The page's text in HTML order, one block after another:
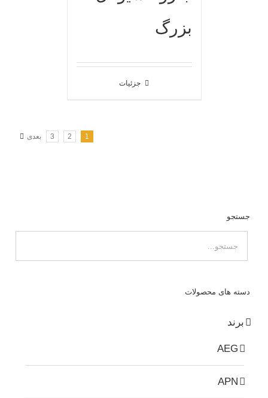
بزرگ
جزئیات
1
2
3 بعدی
جستجو
دسته های محصولات
برند
AEG
APN